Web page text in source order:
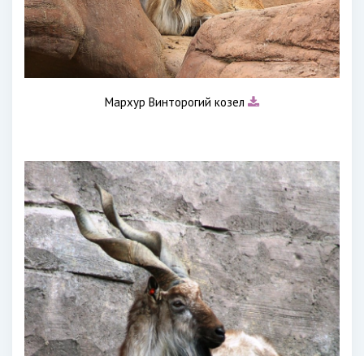
Мархур Винторогий козел